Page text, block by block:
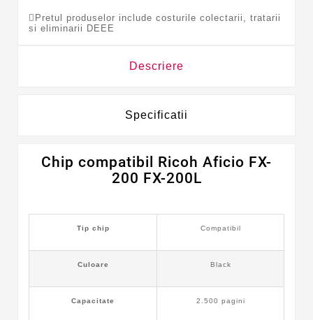
Pretul produselor include costurile colectarii, tratarii
si eliminarii DEEE
Descriere
Specificatii
Chip compatibil
Ricoh Aficio FX-
200 FX-200L
Tip chip Compatibil
Culoare Black
Capacitate 2.500 pagini